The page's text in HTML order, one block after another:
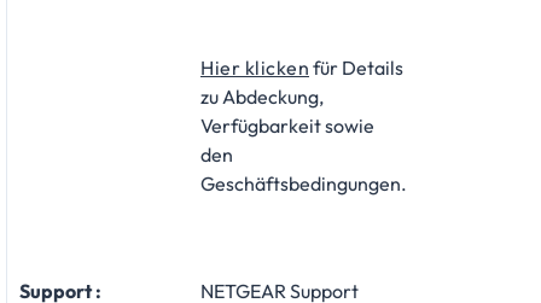
Hier klicken für Details
zu Abdeckung,
Verfügbarkeit sowie
den
Geschäftsbedingungen.
Support :
NETGEAR Support